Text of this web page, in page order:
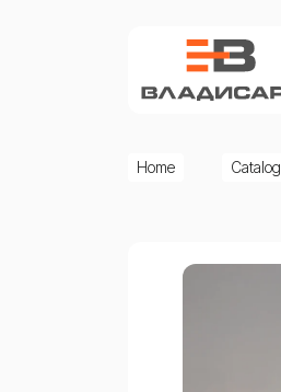
Home Catalog